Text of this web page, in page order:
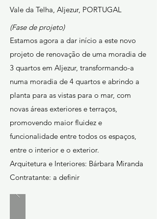
Vale da Telha, Aljezur, PORTUGAL
(Fase de projeto)
Estamos agora a dar início a este novo
projeto de renovação de uma moradia de
3 quartos em Aljezur, transformando-a
numa moradia de 4 quartos e abrindo a
planta para as vistas para o mar, com
novas áreas exteriores e terraços,
promovendo maior fluidez e
funcionalidade entre todos os espaços,
entre o interior e o exterior.
Arquitetura e Interiores: Bárbara Miranda
Contratante: a definir